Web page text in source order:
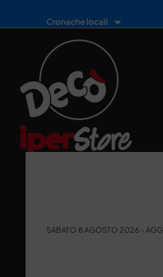
Cronache locali
SABATO 8 AGOSTO 2026 -